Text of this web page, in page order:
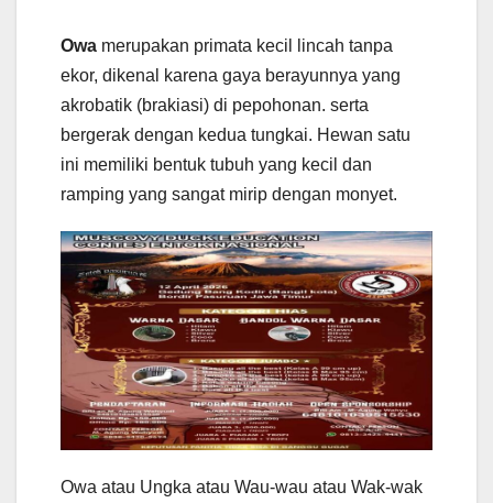
Owa merupakan primata kecil lincah tanpa
ekor, dikenal karena gaya berayunnya yang
akrobatik (brakiasi) di pepohonan. serta
bergerak dengan kedua tungkai. Hewan satu
ini memiliki bentuk tubuh yang kecil dan
ramping yang sangat mirip dengan monyet.
Owa atau Ungka atau Wau-wau atau Wak-wak